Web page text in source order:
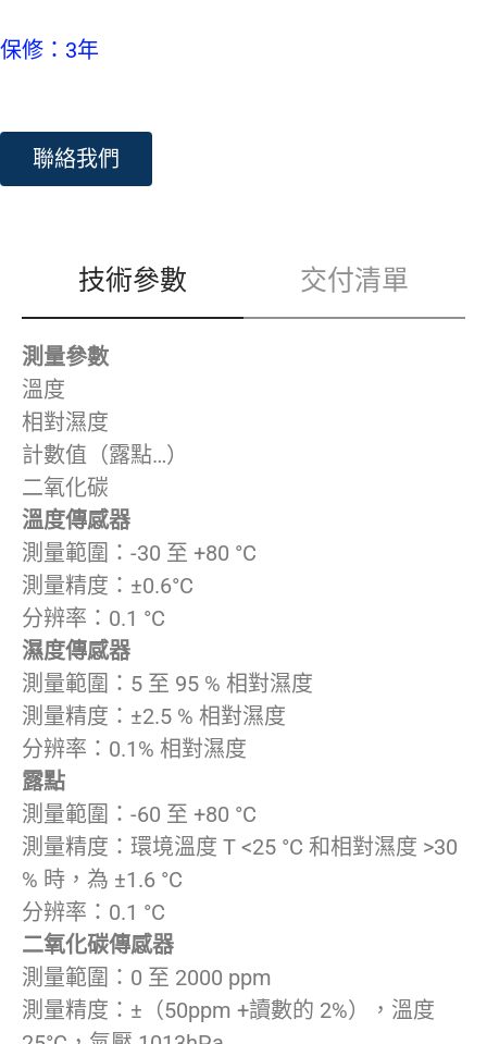
保修：3年
聯絡我們
技術參數 交付清單
測量參數
溫度
相對濕度
計數值（露點…）
二氧化碳
溫度傳感器
測量範圍：-30 至 +80 °C
測量精度：±0.6°C
分辨率：0.1 °C
濕度傳感器
測量範圍：5 至 95 % 相對濕度
測量精度：±2.5 % 相對濕度
分辨率：0.1% 相對濕度
露點
測量範圍：-60 至 +80 °C
測量精度：環境溫度 T <25 °C 和相對濕度 >30
% 時，為 ±1.6 °C
分辨率：0.1 °C
二氧化碳傳感器
測量範圍：0 至 2000 ppm
測量精度：±（50ppm +讀數的 2%），溫度